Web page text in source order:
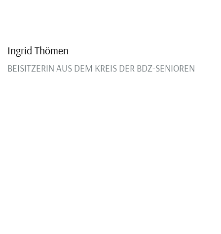
Ingrid Thömen
BEISITZERIN AUS DEM KREIS DER BDZ-SENIOREN